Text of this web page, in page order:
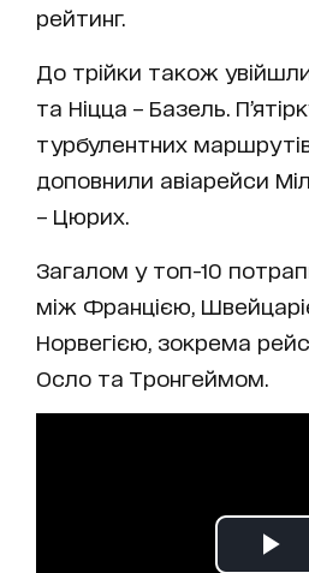
рейтинг.
До трійки також
та Ніцца – Базель.
турбулентних
доповнили авіарейси
– Цюрих.
Загалом у топ-10
між Францією,
Норвегією, зокрема
Осло та Тронгеймом.